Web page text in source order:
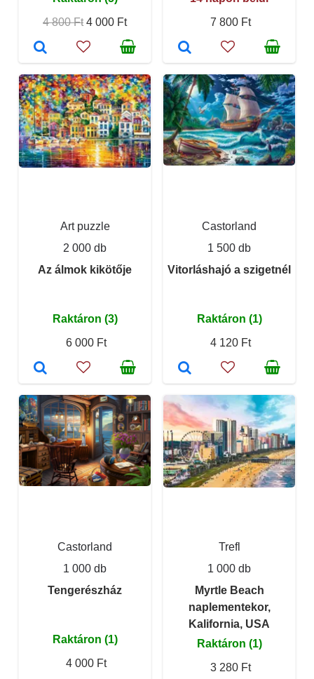
4 800 Ft 4 000 Ft
7 800 Ft
Art puzzle
2 000 db
Az álmok kikötője
Raktáron (3)
6 000 Ft
Castorland
1 500 db
Vitorláshajó a szigetnél
Raktáron (1)
4 120 Ft
Castorland
1 000 db
Tengerészház
Raktáron (1)
4 000 Ft
Trefl
1 000 db
Myrtle Beach
naplementekor,
Kalifornia, USA
Raktáron (1)
3 280 Ft